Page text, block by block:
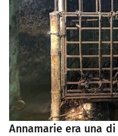
Annamarie era una